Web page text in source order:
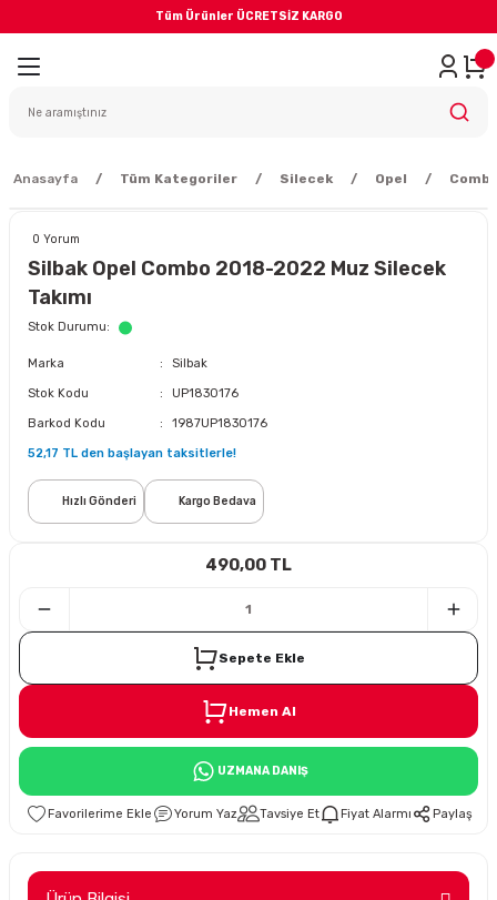
Tüm Ürünler ÜCRETSİZ KARGO
Geri Dön
Sistemi
Anasayfa Tüm Kategoriler Silecek Opel
0 Yorum
Silbak Opel Combo 2018-2022 Muz Silecek
Takımı
Stok Durumu
Marka Silbak
Stok Kodu UP1830176
Barkod Kodu 1987UP1830176
52,17 TL den başlayan taksitlerle!
Hızlı Gönderi Kargo Bedava
490,00 TL
Sepete Ekle
Hemen Al
UZMANA DANIŞ
Yorum Yaz Tavsiye Et Fiyat Alarmı Paylaş